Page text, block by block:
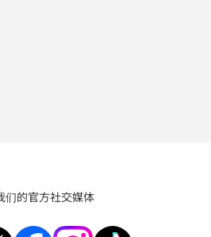
们的官方社交媒体